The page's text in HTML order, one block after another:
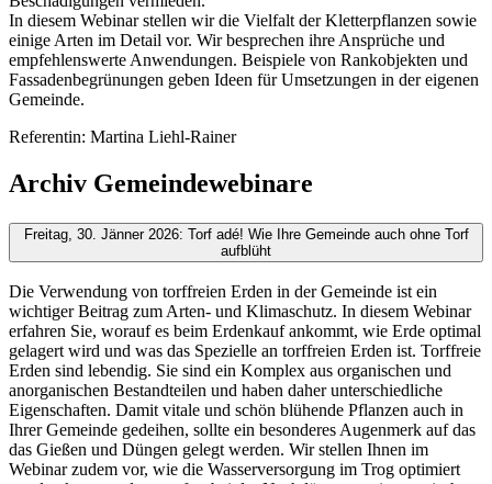
In diesem Webinar stellen wir die Vielfalt der Kletterpflanzen sowie
einige Arten im Detail vor. Wir besprechen ihre Ansprüche und
empfehlenswerte Anwendungen. Beispiele von Rankobjekten und
Fassadenbegrünungen geben Ideen für Umsetzungen in der eigenen
Gemeinde.
Referentin: Martina Liehl-Rainer
Archiv Gemeindewebinare
Freitag, 30. Jänner 2026: Torf adé! Wie Ihre Gemeinde auch ohne Torf
aufblüht
Die Verwendung von torffreien Erden in der Gemeinde ist ein
wichtiger Beitrag zum Arten- und Klimaschutz. In diesem Webinar
erfahren Sie, worauf es beim Erdenkauf ankommt, wie Erde optimal
gelagert wird und was das Spezielle an torffreien Erden ist. Torffreie
Erden sind lebendig. Sie sind ein Komplex aus organischen und
anorganischen Bestandteilen und haben daher unterschiedliche
Eigenschaften. Damit vitale und schön blühende Pflanzen auch in
Ihrer Gemeinde gedeihen, sollte ein besonderes Augenmerk auf das
das Gießen und Düngen gelegt werden. Wir stellen Ihnen im
Webinar zudem vor, wie die Wasserversorgung im Trog optimiert